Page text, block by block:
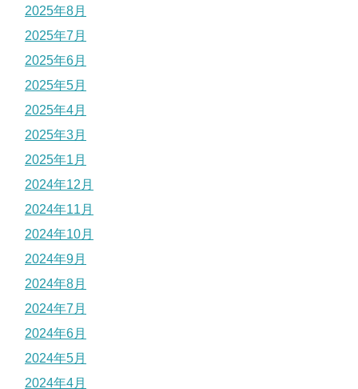
2025年8月
2025年7月
2025年6月
2025年5月
2025年4月
2025年3月
2025年1月
2024年12月
2024年11月
2024年10月
2024年9月
2024年8月
2024年7月
2024年6月
2024年5月
2024年4月